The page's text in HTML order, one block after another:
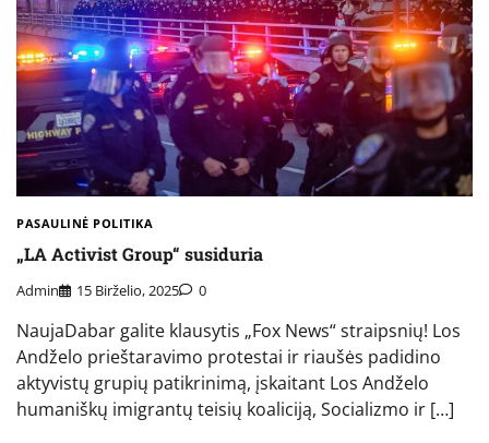
PASAULINĖ POLITIKA
„LA Activist Group“ susiduria
Admin 15 Birželio, 2025 0
NaujaDabar galite klausytis „Fox News“ straipsnių! Los
Andželo prieštaravimo protestai ir riaušės padidino
aktyvistų grupių patikrinimą, įskaitant Los Andželo
humaniškų imigrantų teisių koaliciją, Socializmo ir […]